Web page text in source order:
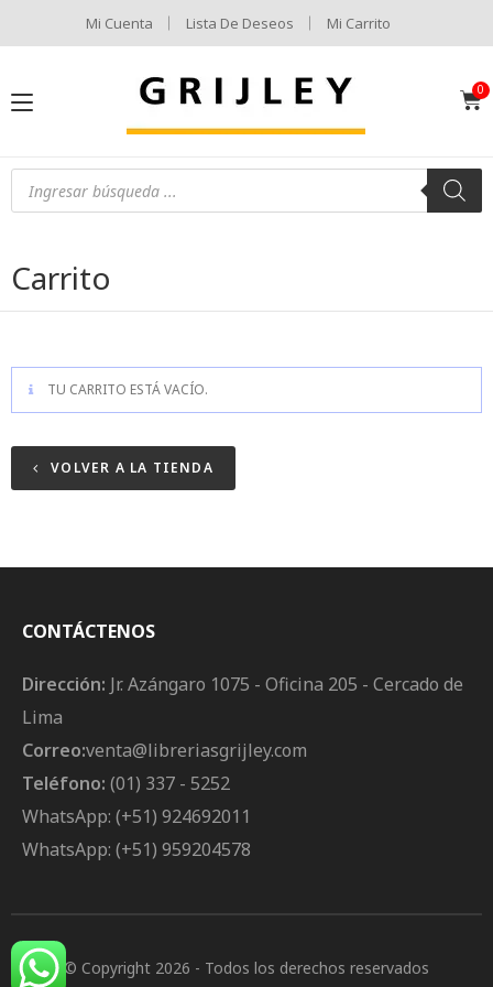
Mi Cuenta Lista De Deseos Mi Carrito
Carrito
TU CARRITO ESTÁ VACÍO.
VOLVER A LA TIENDA
CONTÁCTENOS
Dirección: Jr. Azángaro 1075 - Oficina 205 - Cercado de
Lima
Correo:venta@libreriasgrijley.com
Teléfono: (01) 337 - 5252
WhatsApp: (+51) 924692011
WhatsApp: (+51) 959204578
© Copyright 2026 - Todos los derechos reservados